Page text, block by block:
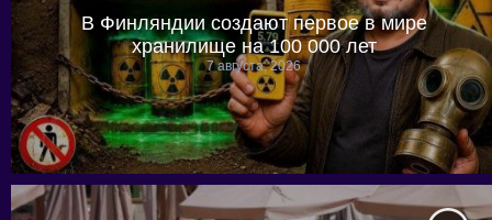
В Финляндии создают первое в мире
хранилище на 100 000 лет
7 августа, 2026